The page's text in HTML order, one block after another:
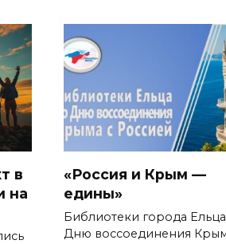
в
на
«Россия и Крым —
едины»
Библиотеки города
Дню воссоединения